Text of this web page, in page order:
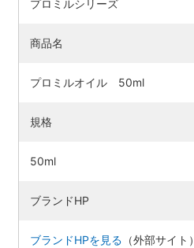
プロミルシリーズ
商品名
プロミルオイル 50ml
規格
50ml
ブランドHP
ブランドHPを見る （外部サイト）